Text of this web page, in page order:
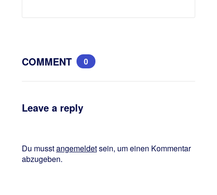
COMMENT 0
Leave a reply
Du musstangemeldetsein, um einen Kommentar
abzugeben.